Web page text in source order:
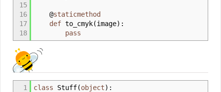
15
16
17
18
@staticmethod
def to_cmyk(image) :
pass
1
class Stuff(object) :